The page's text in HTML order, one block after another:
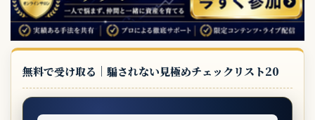
無料で受け取る｜騙されない見極めチェックリスト20